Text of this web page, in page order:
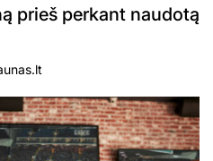
prieš perkant naudotą